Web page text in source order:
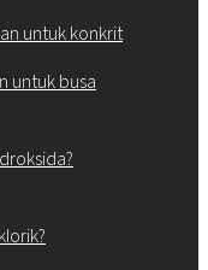
untuk konkrit
untuk busa